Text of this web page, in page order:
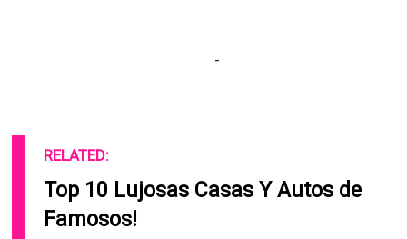
-
RELATED:
Top 10 Lujosas Casas Y Autos de
Famosos!